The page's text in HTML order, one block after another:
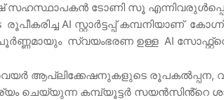
സഹസ്ഥാപകൻ ടോണി സൂ
AI സ്റ്റാർട്ടപ്പ് കമ്പനിയാണ്
സ്വയംഭരണ ഉള്ള AI
ആപ്ലിക്കേഷനുകളുടെ രൂപകൽപ്പന,
ചെയ്യുന്ന കമ്പ്യൂട്ടർ സയൻസിൻ്റെ